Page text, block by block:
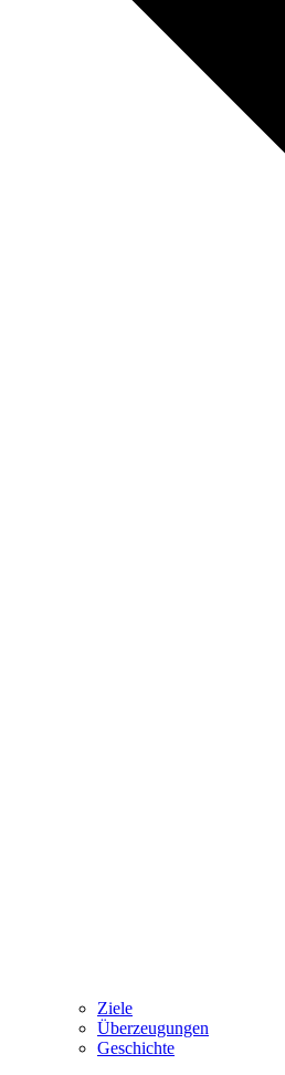
Ziele
Überzeugungen
Geschichte